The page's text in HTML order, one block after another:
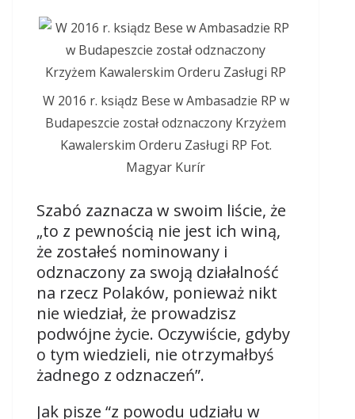
W 2016 r. ksiądz Bese w Ambasadzie RP w
Budapeszcie został odznaczony Krzyżem
Kawalerskim Orderu Zasługi RP Fot.
Magyar Kurír
Szabó zaznacza w swoim liście, że
„to z pewnością nie jest ich winą,
że zostałeś nominowany i
odznaczony za swoją działalność
na rzecz Polaków, ponieważ nikt
nie wiedział, że prowadzisz
podwójne życie. Oczywiście, gdyby
o tym wiedzieli, nie otrzymałbyś
żadnego z odznaczeń”.
Jak pisze “z powodu udziału w